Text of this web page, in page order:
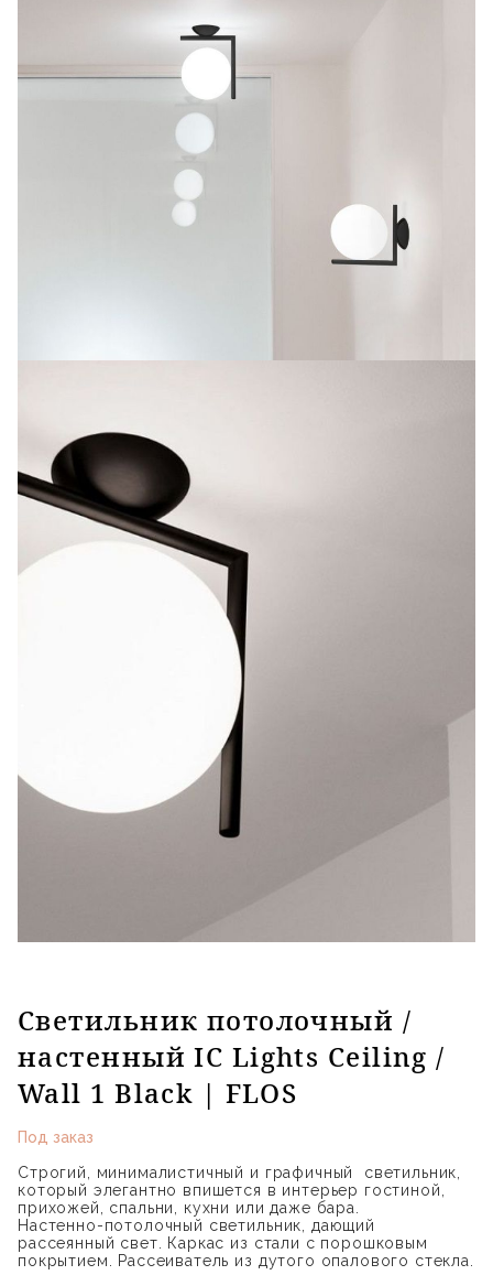
Светильник потолочный /
настенный IC Lights Ceiling /
Wall 1 Black | FLOS
Под заказ
Строгий, минималистичный и графичный светильник,
который элегантно впишется в интерьер гостиной,
прихожей, спальни, кухни или даже бара.
Настенно-потолочный светильник, дающий
рассеянный свет. Каркас из стали с порошковым
покрытием. Рассеиватель из дутого опалового стекла.